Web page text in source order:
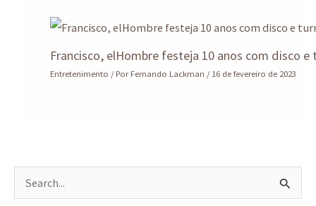
Francisco, elHombre festeja 10 anos com disco e
Entretenimento / PorFernando Lackman /16 de fevereiro de 2023